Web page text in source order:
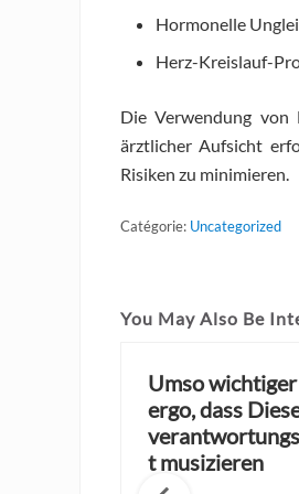
Hormonelle
Herz-Kreislauf-
Die Verwendung
ärztlicher Aufsicht
Risiken zu minimieren.
Catégorie: Uncategorized
You May Also Be
Umso
ergo, dass
t musizieren